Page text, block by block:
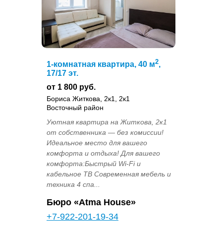
1-комнатная квартира, 40 м2,
17/17 эт.
от 1 800 руб.
Бориса Житкова, 2к1, 2к1
Восточный район
Уютная квартира на Житкова, 2к1
от собственника — без комиссии!
Идеальное место для вашего
комфорта и отдыха! Для вашего
комфорта:Быстрый Wi-Fi и
кабельное ТВ Современная мебель и
техника 4 спа...
Бюро «Atma House»
+7-922-201-19-34